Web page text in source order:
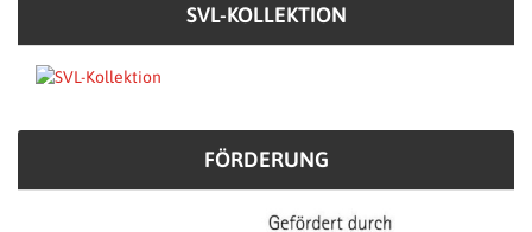
SVL-KOLLEKTION
FÖRDERUNG